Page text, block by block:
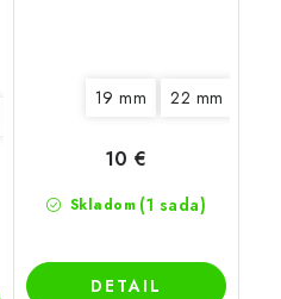
19 mm 22 mm
Skladom (1 sada)
10 €
DETAIL